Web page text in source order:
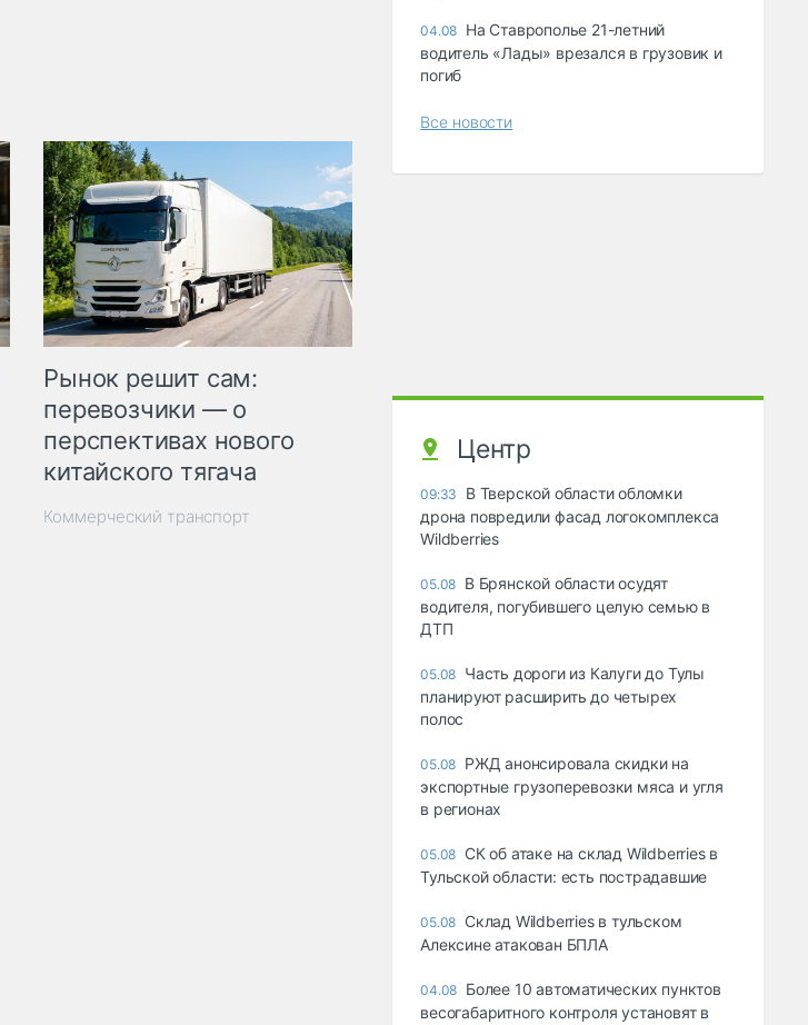
Рынок решит сам:
перевозчики — о
перспективах нового
китайского тягача
Коммерческий транспорт
04.08 На Ставрополье 21-летний
водитель «Лады» врезался в грузовик и
погиб
Все новости
Центр
09:33
В Тверской области обломки
дрона повредили фасад логокомплекса
Wildberries
05.08 В Брянской области осудят
водителя, погубившего целую семью в
ДТП
05.08 Часть дороги из Калуги до Тулы
планируют расширить до четырех
полос
05.08 РЖД анонсировала скидки на
экспортные грузоперевозки мяса и угля
в регионах
05.08 СК об атаке на склад Wildberries в
Тульской области: есть пострадавшие
05.08 Склад Wildberries в тульском
Алексине атакован БПЛА
04.08 Более 10 автоматических пунктов
весогабаритного контроля установят в